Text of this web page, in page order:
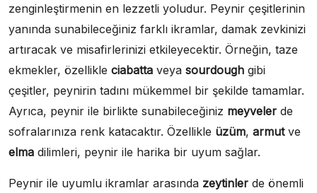
zenginleştirmenin en lezzetli yoludur. Peynir çeşitlerinin
yanında sunabileceğiniz farklı ikramlar, damak zevkinizi
artıracak ve misafirlerinizi etkileyecektir. Örneğin, taze
ekmekler, özellikle ciabatta veya sourdough gibi
çeşitler, peynirin tadını mükemmel bir şekilde tamamlar.
Ayrıca, peynir ile birlikte sunabileceğiniz meyveler de
sofralarınıza renk katacaktır. Özellikle üzüm, armutve
elma dilimleri, peynir ile harika bir uyum sağlar.
Peynir ile uyumlu ikramlar arasında zeytinler de önemli